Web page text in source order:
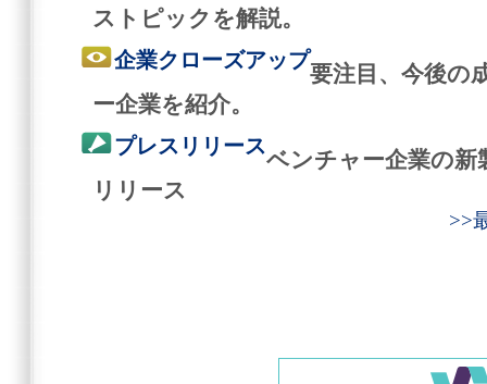
ストピックを解説。
企業クローズアップ
要注目、今後の
ー企業を紹介。
プレスリリース
ベンチャー企業の新
リリース
>>